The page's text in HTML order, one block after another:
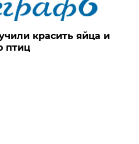
красить яйца и
птиц